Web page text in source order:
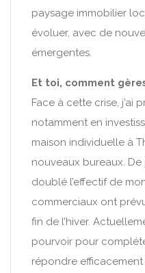
paysage immobilier
évoluer, avec de
émergentes.
Et toi, comment
Face à cette crise, j’ai
notamment en
maison individuelle à
nouveaux bureaux. De
doublé l’effectif de
commerciaux ont
fin de l’hiver.
pourvoir pour
répondre